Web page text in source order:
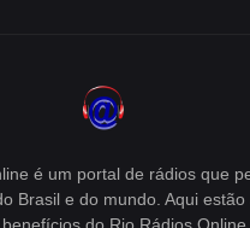
é um portal de rádios que
Brasil e do mundo. Aqui
do Rio Rádios Online...